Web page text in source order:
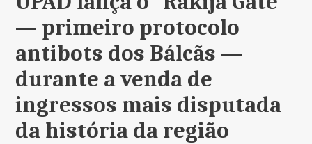
— primeiro protocolo
antibots dos Bálcãs —
durante a venda de
ingressos mais disputada
da história da região